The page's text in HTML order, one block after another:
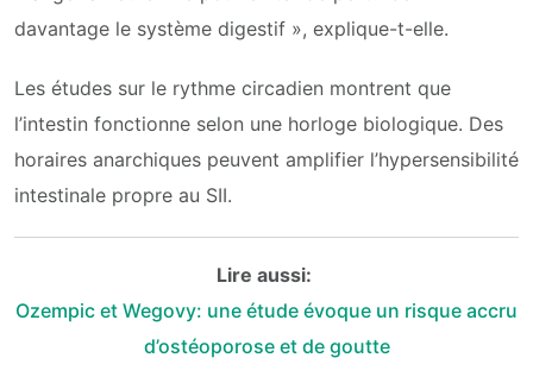
davantage le système digestif », explique-t-elle.
Les études sur le rythme circadien montrent que
l’intestin fonctionne selon une horloge biologique. Des
horaires anarchiques peuvent amplifier l’hypersensibilité
intestinale propre au SII.
Lire aussi:
Ozempic et Wegovy: une étude évoque un risque accru
d’ostéoporose et de goutte